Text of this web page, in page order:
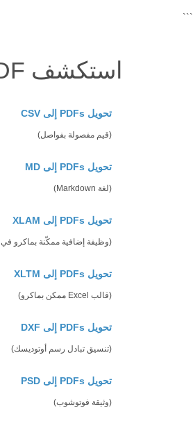
```
استكشف PDF خيارات التحويل مع Java
تحويل PDFs إلى CSV
(قيم مفصولة بفواصل)
تحويل PDFs إلى MD
(لغة Markdown)
تحويل PDFs إلى XLAM
(وظيفة إضافية ممكّنة بماكرو في Excel)
تحويل PDFs إلى XLTM
(قالب Excel ممكن بماكرو)
تحويل PDFs إلى DXF
(تنسيق تبادل رسم أوتوديسك)
تحويل PDFs إلى PSD
(وثيقة فوتوشوب)